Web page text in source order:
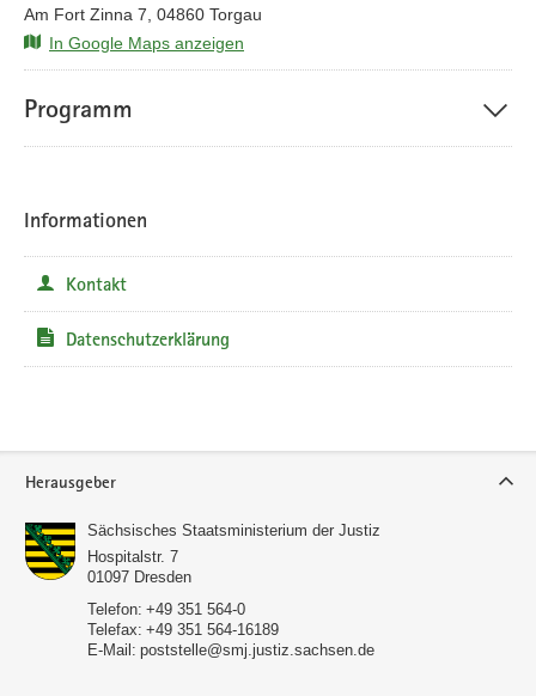
Am Fort Zinna 7, 04860 Torgau
In Google Maps anzeigen
Programm
Informationen
Kontakt
Datenschutzerklärung
Herausgeber
Sächsisches Staatsministerium der Justiz
Hospitalstr. 7
01097 Dresden
Telefon: +49 351 564-0
Telefax: +49 351 564-16189
E-Mail: poststelle@smj.justiz.sachsen.de